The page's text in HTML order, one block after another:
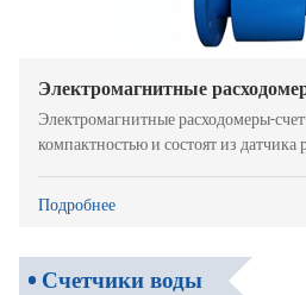
Электромагнитные
Электромагнитные расходомеры-
компактностью и состоят из датчика
Подробнее
Счетчики воды